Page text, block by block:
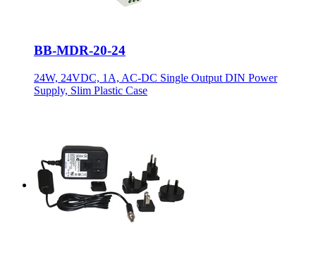
BB-MDR-20-24
24W, 24VDC, 1A, AC-DC Single Output DIN Power
Supply, Slim Plastic Case